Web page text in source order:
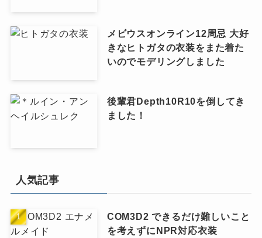
メビウスオンライン12周忌 大好
きなヒトガタの衣装をまた着た
いのでモデリングしました
後輩君Depth10R10を倒してき
ました！
人気記事
COM3D2 できるだけ難しいこと
を考えずにNPR対応衣装